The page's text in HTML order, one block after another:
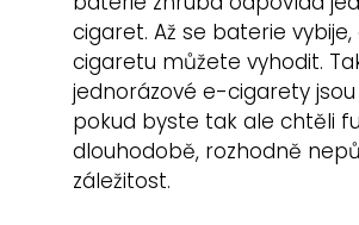
cigaret. Až se baterie
cigaretu můžete vyhodit.
jednorázové e-cigarety jsou
pokud byste tak ale chtěli
dlouhodobě, rozhodně
záležitost.